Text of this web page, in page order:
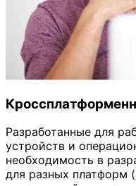
Разработанные для
устройств и
необходимость в
для разных платформ